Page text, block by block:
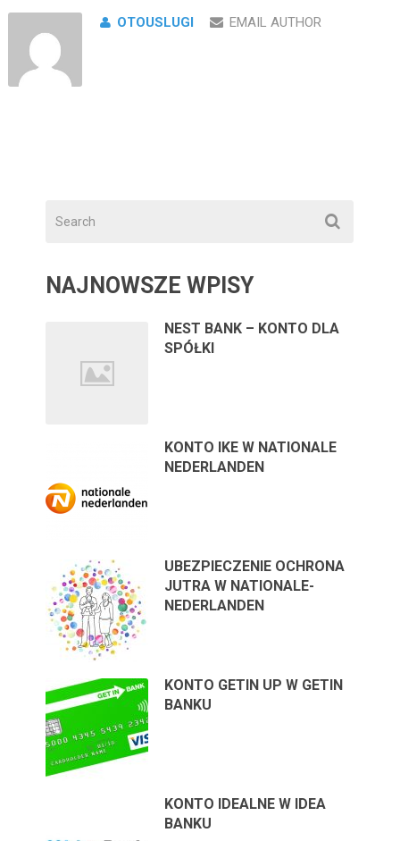
OTOUSLUGI EMAIL AUTHOR
NAJNOWSZE WPISY
NEST BANK – KONTO DLA
SPÓŁKI
KONTO IKE W NATIONALE
NEDERLANDEN
UBEZPIECZENIE OCHRONA
JUTRA W NATIONALE-
NEDERLANDEN
KONTO GETIN UP W GETIN
BANKU
KONTO IDEALNE W IDEA
BANKU